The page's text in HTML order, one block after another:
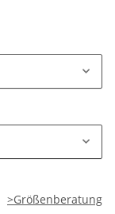
>Größenberatung